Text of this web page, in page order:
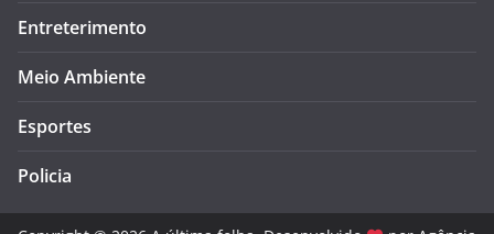
Entreterimento
Meio Ambiente
Esportes
Policia